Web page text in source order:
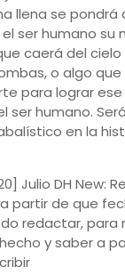
llena se pondrá
ser humano su
caerá del
o algo que
para lograr
ser humano.
en la
Julio DH New:
partir de que
redactar, para
y saber a